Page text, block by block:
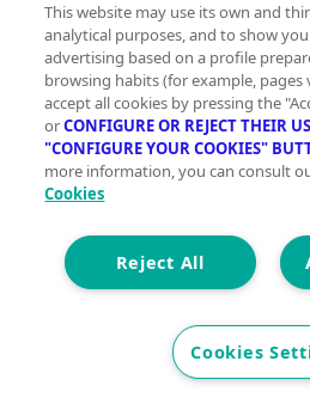
This website may use its own and
analytical purposes, and to show
advertising based on a profile
browsing habits (for example, pages
accept all cookies by pressing the
orCONFIGURE OR REJECT THEIR
"CONFIGURE YOUR COOKIES"
more information, you can consult
Cookies
Reject All
Cookies